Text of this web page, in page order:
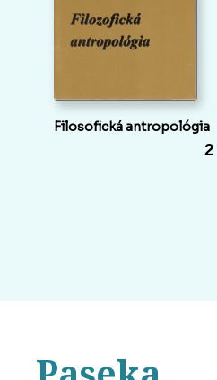
Filosofická antropológia
2